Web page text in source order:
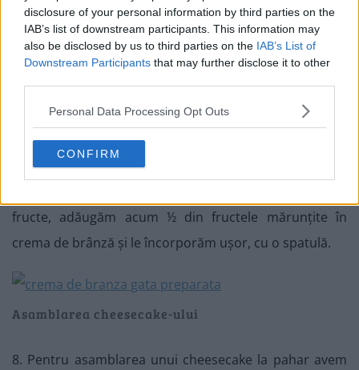
disclosure of your personal information by third parties on the
IAB’s list of downstream participants. This information may
also be disclosed by us to third parties on the IAB’s List of
Downstream Participants that may further disclose it to other
Personal Data Processing Opt Outs
CONFIRM
7. Mixăm în continuare crema încă 1-2 minute, până
când se întărește (formează creste clare la suprafață) și
fructe, adăugăm acum ½ din fructele mărunțite în
crema de brânză și le încorporăm ușor, cu o spatulă.
Asamblarea cheesecake-ului
8. Pentru asamblarea unui cheesecake la pahar avem